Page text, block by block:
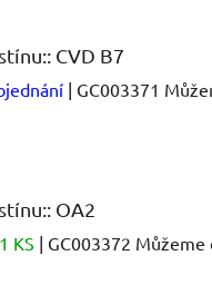
CVD B7
| GC003371
OA2
KS | GC003372 Můžeme